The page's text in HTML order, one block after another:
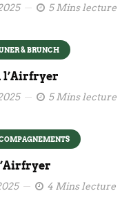
5 Mins lecture
& BRUNCH
l’Airfryer
5 Mins lecture
4 Mins lecture